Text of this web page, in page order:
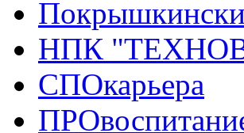
НПК
СПОкарьера